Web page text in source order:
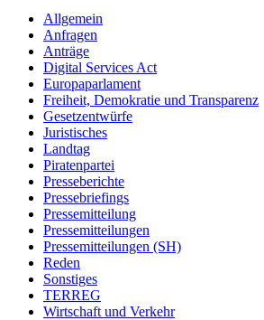
Allgemein
Anfragen
Anträge
Digital Services Act
Europaparlament
Freiheit, Demokratie und Transparenz
Gesetzentwürfe
Juristisches
Landtag
Piratenpartei
Presseberichte
Pressebriefings
Pressemitteilung
Pressemitteilungen
Pressemitteilungen (SH)
Reden
Sonstiges
TERREG
Wirtschaft und Verkehr